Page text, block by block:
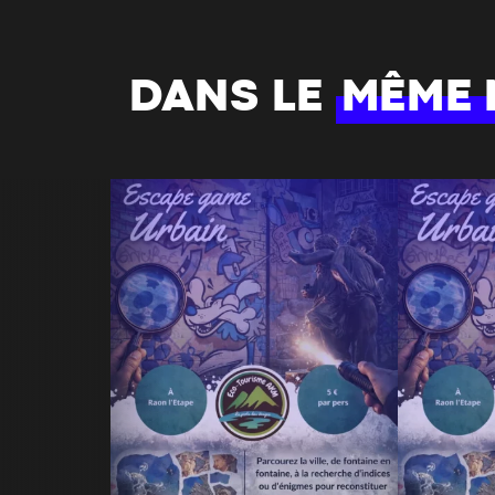
DANS LE MÊME